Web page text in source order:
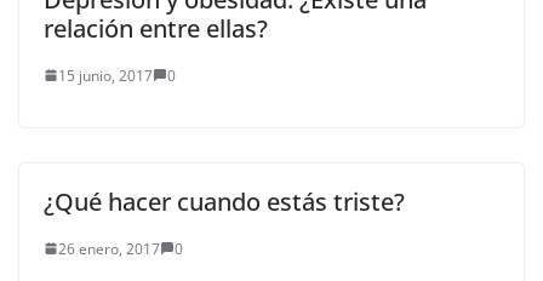
relación entre ellas?
15 junio, 2017 0
¿Qué hacer cuando estás triste?
26 enero, 2017 0